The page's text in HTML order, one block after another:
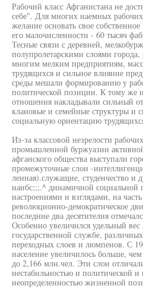
Рабочий класс Афганистана не
себе". Для многих наемных рабочих
желание основать свое
его малочисленности - 60 тысяч
Тесные связи с деревней,
полупролетарскими слоями
многим мелким предприятиям,
трудящихся и сильное влияние
среды мешали формированию у
политической позиции. К тому же
отношения накладывали сильный
клановые и семейные структуры и
социальную ориентацию
Из-за классовой незрелости
промышленной буржуазии
афганского общества выступали
промежуточные слои -
ленная).служащие, студенчество и
наибс;;;.^ динамичной социальной
настроениями и взглядами, на
революционно-демократическое
последние два десятителия
Особенно увеличился удельный
государственной службе,
переходных слоев и люмпенов. С
население увеличилось больше,
до 2,166 млн.чел. Эти слои
нестабильностью и политической
неопределенностью жизненной